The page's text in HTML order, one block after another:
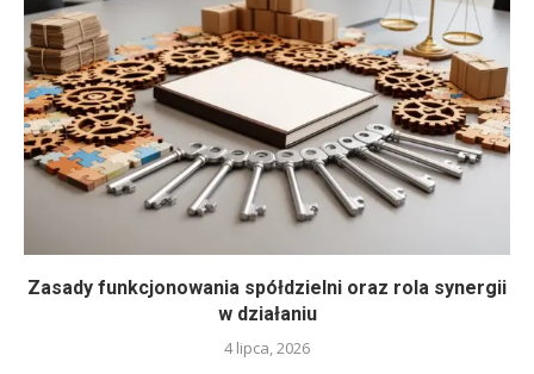
Zasady funkcjonowania spółdzielni oraz rola synergii
w działaniu
4 lipca, 2026